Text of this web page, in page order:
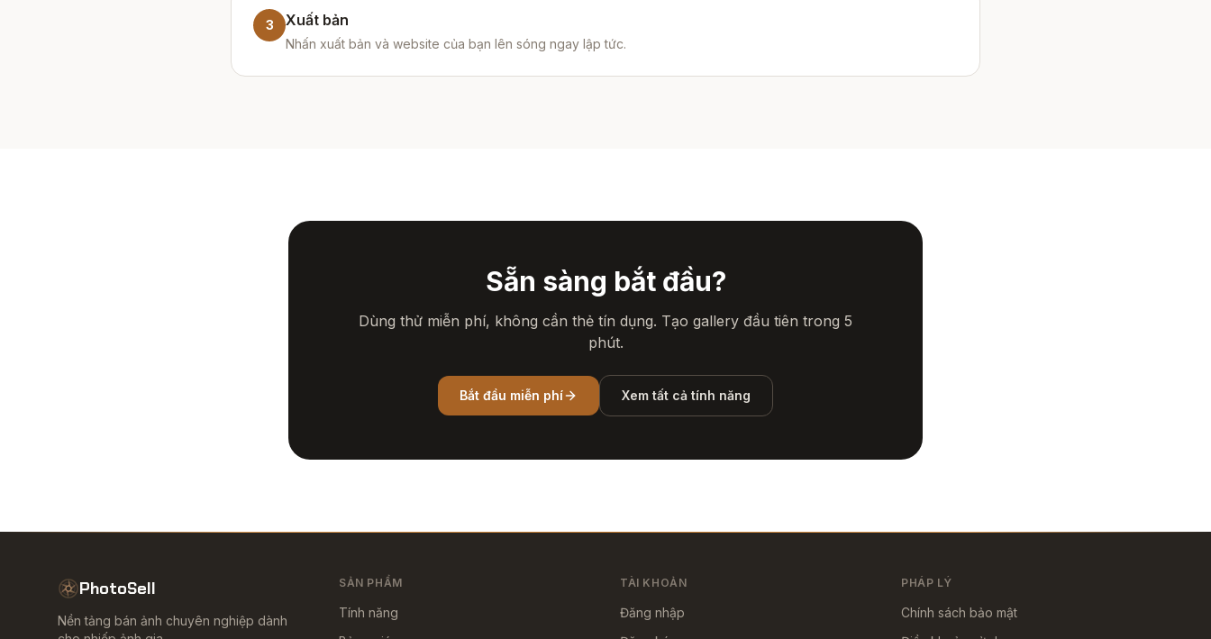
3 Xuất bản
Nhấn xuất bản và website của bạn lên sóng ngay lập tức.
Sẵn sàng bắt đầu?
Dùng thử miễn phí, không cần thẻ tín dụng. Tạo gallery đầu tiên trong 5
phút.
Bắt đầu miễn phí Xem tất cả tính năng
PhotoSell
Nền tảng bán ảnh chuyên nghiệp dành
SẢN PHẨM
Tính năng
TÀI KHOẢN
Đăng nhập
PHÁP LÝ
Chính sách bảo mật